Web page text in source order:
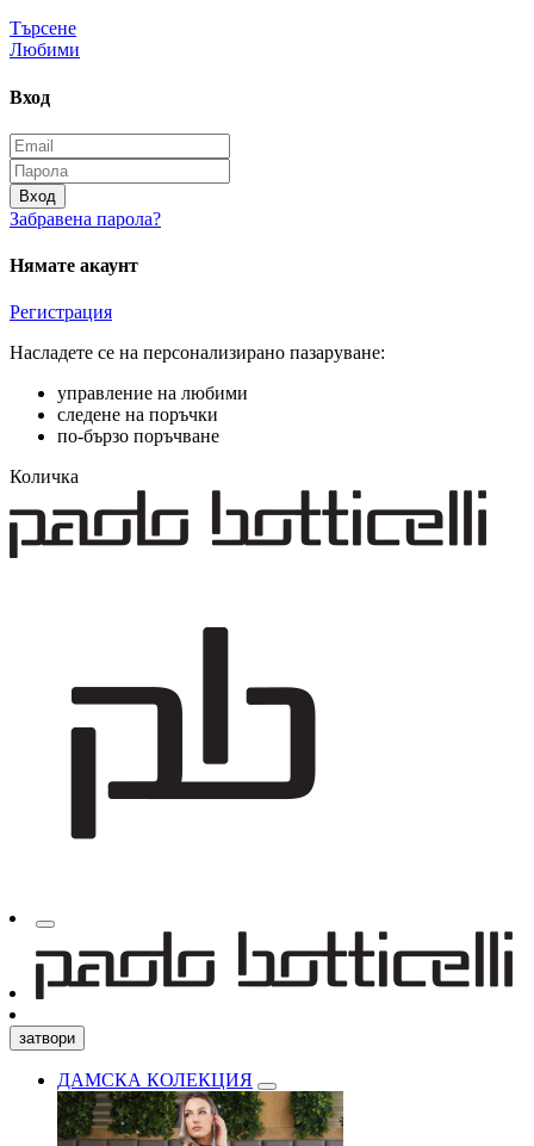
Търсене
Любими
Вход
Вход
Забравена парола?
Нямате акаунт
Регистрация
Насладете се на персонализирано пазаруване:
управление на любими
следене на поръчки
по-бързо поръчване
Количка
затвори
ДАМСКА КОЛЕКЦИЯ